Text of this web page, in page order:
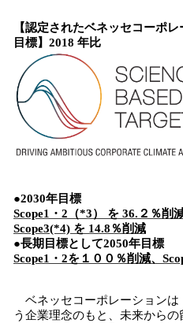
で
す
【認定されたベネッセコーポ
目標】2018 年比
●2030年目標
Scope1・2（*3） を 36.２％削減
Scope3(*4) を 14.8％削減
●長期目標として2050年目標
Scope1・2を１００％削減、
ベネッセコーポレーションは
う企業理念のもと、未来から